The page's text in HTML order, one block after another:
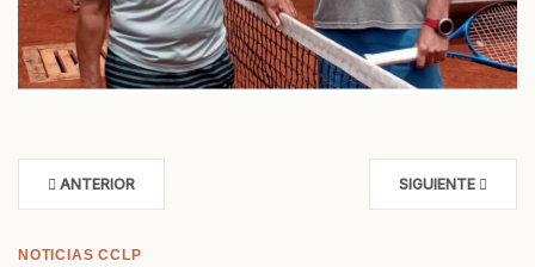
ANTERIOR SIGUIENTE
NOTICIAS CCLP